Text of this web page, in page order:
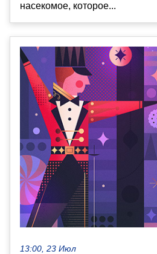
насекомое, которое...
13:00, 23 Июл